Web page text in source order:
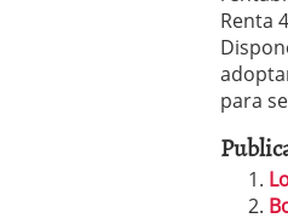
Renta
para